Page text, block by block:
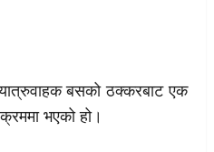
यात्रुवाहक बसको ठक्करबाट एक
भएको हो।